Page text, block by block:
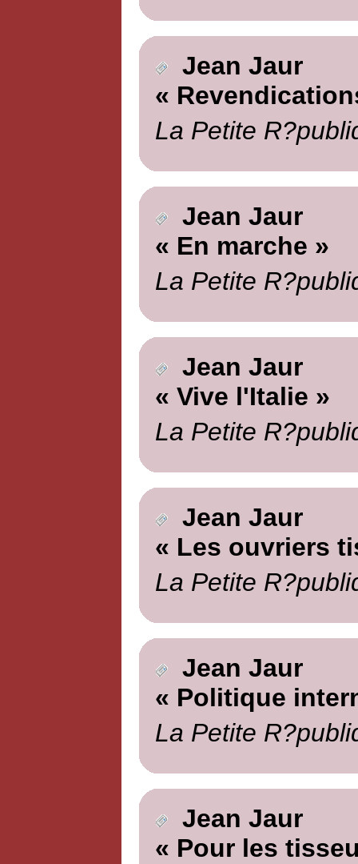
Jean Jaur
«
La Petite
Jean Jaur
« En marche »
La Petite
Jean Jaur
« Vive l'Italie »
La Petite
Jean Jaur
« Les ouvriers
La Petite
Jean Jaur
« Politique
La Petite
Jean Jaur
« Pour les